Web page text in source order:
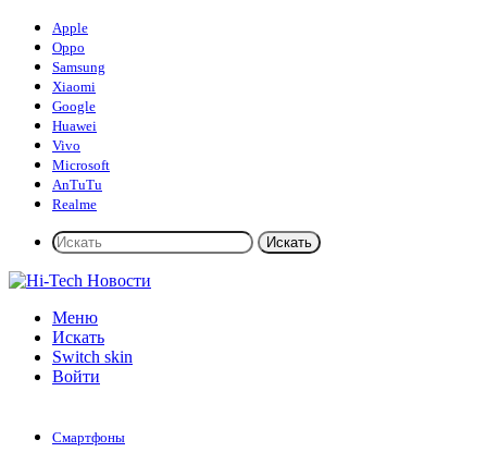
Apple
Oppo
Samsung
Xiaomi
Google
Huawei
Vivo
Microsoft
AnTuTu
Realme
Искать
Меню
Искать
Switch skin
Войти
Смартфоны